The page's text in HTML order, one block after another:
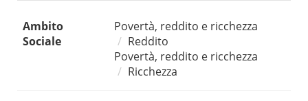
Ambito
Sociale
Povertà, reddito e ricchezza
Reddito
Povertà, reddito e ricchezza
Ricchezza